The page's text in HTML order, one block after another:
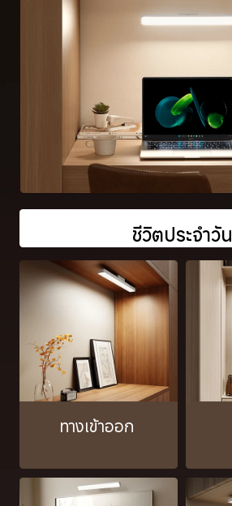
ชีวิตประจำวัน
ทางเข้าออก